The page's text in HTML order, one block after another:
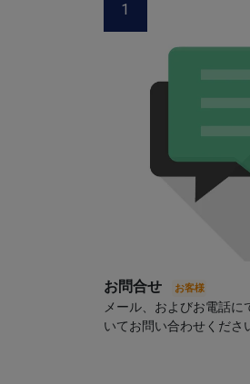
1
お問合せ
メール、およびお電話に
いてお問い合わせくださ